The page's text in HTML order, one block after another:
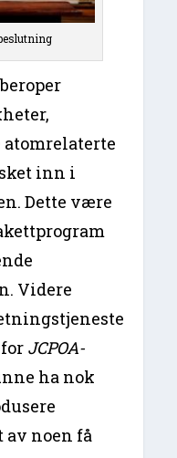
inn i
Dette være
Videre
JCPOA-
ha nok
av noen få